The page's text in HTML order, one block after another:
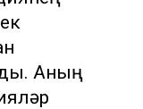
Аның